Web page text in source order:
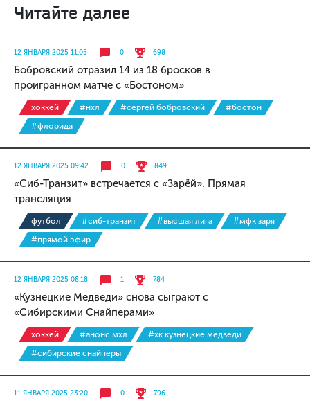
Читайте далее
12 ЯНВАРЯ 2025 11:05 0 698
Бобровский отразил 14 из 18 бросков в
проигранном матче с «Бостоном»
хоккей #нхл #сергей бобровский
#бостон
#флорида
12 ЯНВАРЯ 2025 09:42 0 849
«Сиб-Транзит» встречается с «Зарёй». Прямая
трансляция
футбол #сиб-транзит #высшая лига
#мфк заря
#прямой эфир
12 ЯНВАРЯ 2025 08:18 1 784
«Кузнецкие Медведи» снова сыграют с
«Сибирскими Снайперами»
хоккей #анонс мхл
#хк кузнецкие медведи
#сибирские снайперы
11 ЯНВАРЯ 2025 23:20 0 796